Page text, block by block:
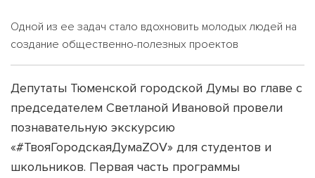
Одной из ее задач стало вдохновить молодых людей на
создание общественно-полезных проектов
Депутаты Тюменской городской Думы во главе с
председателем Светланой Ивановой провели
познавательную экскурсию
«#ТвояГородскаяДумаZOV» для студентов и
школьников. Первая часть программы